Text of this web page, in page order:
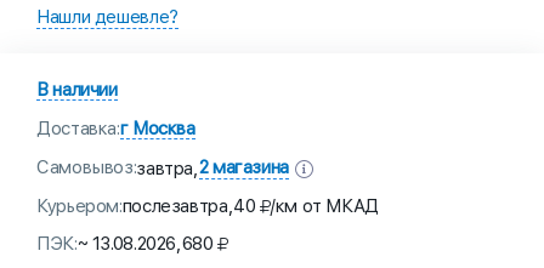
Нашли дешевле?
В наличии
Доставка:г Москва
Самовывоз:завтра, 2 магазина
Курьером:послезавтра,40
/км от МКАД
ПЭК:~ 13.08.2026,680